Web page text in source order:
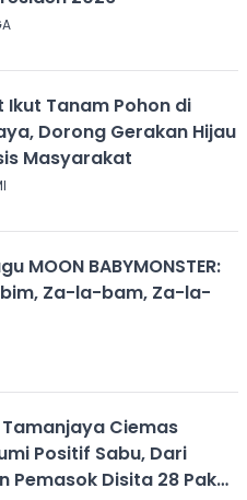
Ikut Tanam Pohon di
Dorong Gerakan Hijau
Masyarakat
MOON BABYMONSTER:
Za-la-bam, Za-la-
Ciemas
Positif Sabu, Dari
Pemasok Disita 28 Paket